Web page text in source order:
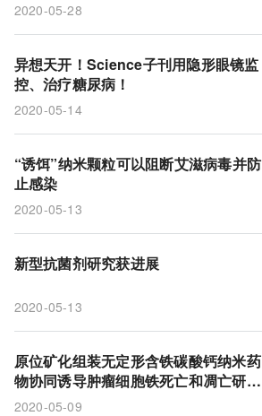
2020-05-28
异想天开！Science子刊用隐形眼镜监
控、治疗糖尿病！
2020-05-14
“诱饵”纳米颗粒可以阻断艾滋病毒并防
止感染
2020-05-13
新型抗菌剂研究获进展
2020-05-13
原位矿化组装无定形含铁碳酸钙纳米药
物协同诱导肿瘤细胞铁死亡和凋亡研究
获进展
2020-05-09